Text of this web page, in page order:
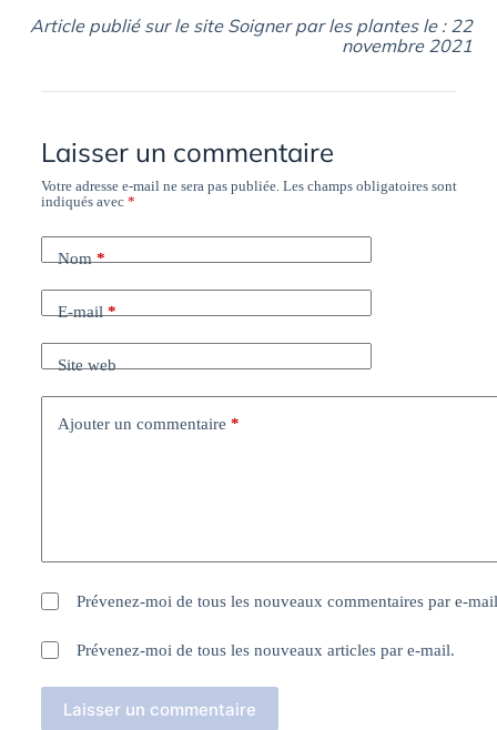
Article publié sur le site Soigner par les plantes le : 22
novembre 2021
Laisser un commentaire
Votre adresse e-mail ne sera pas publiée. Les champs obligatoires sont
indiqués avec*
Nom*
E-mail*
Site web
Ajouter un commentaire *
Prévenez-moi de tous les nouveaux commentaires par e-
Prévenez-moi de tous les nouveaux articles par e-mail.
Laisser un commentaire